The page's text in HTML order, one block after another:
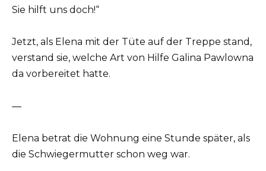
Sie hilft uns doch!“
Jetzt, als Elena mit der Tüte auf der Treppe stand,
verstand sie, welche Art von Hilfe Galina Pawlowna
da vorbereitet hatte.
—
Elena betrat die Wohnung eine Stunde später, als
die Schwiegermutter schon weg war.